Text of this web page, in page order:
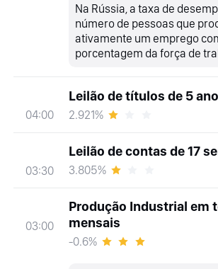
Na Rússia, a taxa de
número de pessoas que
ativamente um emprego
porcentagem da força de
04:00
Leilão de títulos de 5
2.921%
03:30
Leilão de contas de 17
3.805%
03:00
Produção Industrial em
mensais
-0.6%